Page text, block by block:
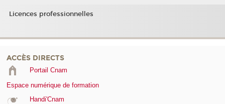
Licences professionnelles
ACCÈS DIRECTS
Portail Cnam
Espace numérique de formation
Handi'Cnam